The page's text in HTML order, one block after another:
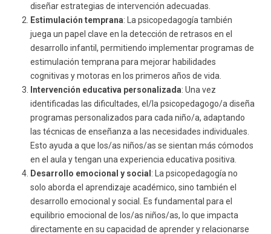
diseñar estrategias de intervención adecuadas.
Estimulación temprana: La psicopedagogía también
juega un papel clave en la detección de retrasos en el
desarrollo infantil, permitiendo implementar programas de
estimulación temprana para mejorar habilidades
cognitivas y motoras en los primeros años de vida.
Intervención educativa personalizada: Una vez
identificadas las dificultades, el/la psicopedagogo/a diseña
programas personalizados para cada niño/a, adaptando
las técnicas de enseñanza a las necesidades individuales.
Esto ayuda a que los/as niños/as se sientan más cómodos
en el aula y tengan una experiencia educativa positiva.
Desarrollo emocional y social : La psicopedagogía no
solo aborda el aprendizaje académico, sino también el
desarrollo emocional y social. Es fundamental para el
equilibrio emocional de los/as niños/as, lo que impacta
directamente en su capacidad de aprender y relacionarse